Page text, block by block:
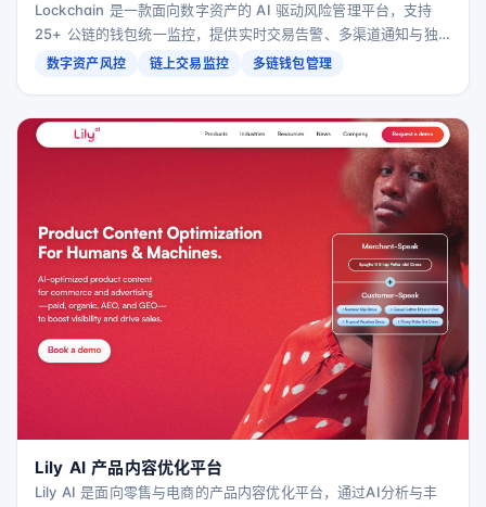
Lockchain 是一款面向数字资产的 AI 驱动风险管理平台，支持
25+ 公链的钱包统一监控，提供实时交易告警、多渠道通知与独
立审计级别的安全与透明度。
数字资产风控 链上交易监控 多链钱包管理
Lily AI 产品内容优化平台
Lily AI 是面向零售与电商的产品内容优化平台，通过AI分析与丰